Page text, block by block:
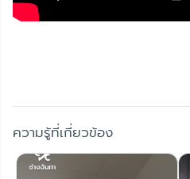
ความรู้ที่เกี่ยวข้อง